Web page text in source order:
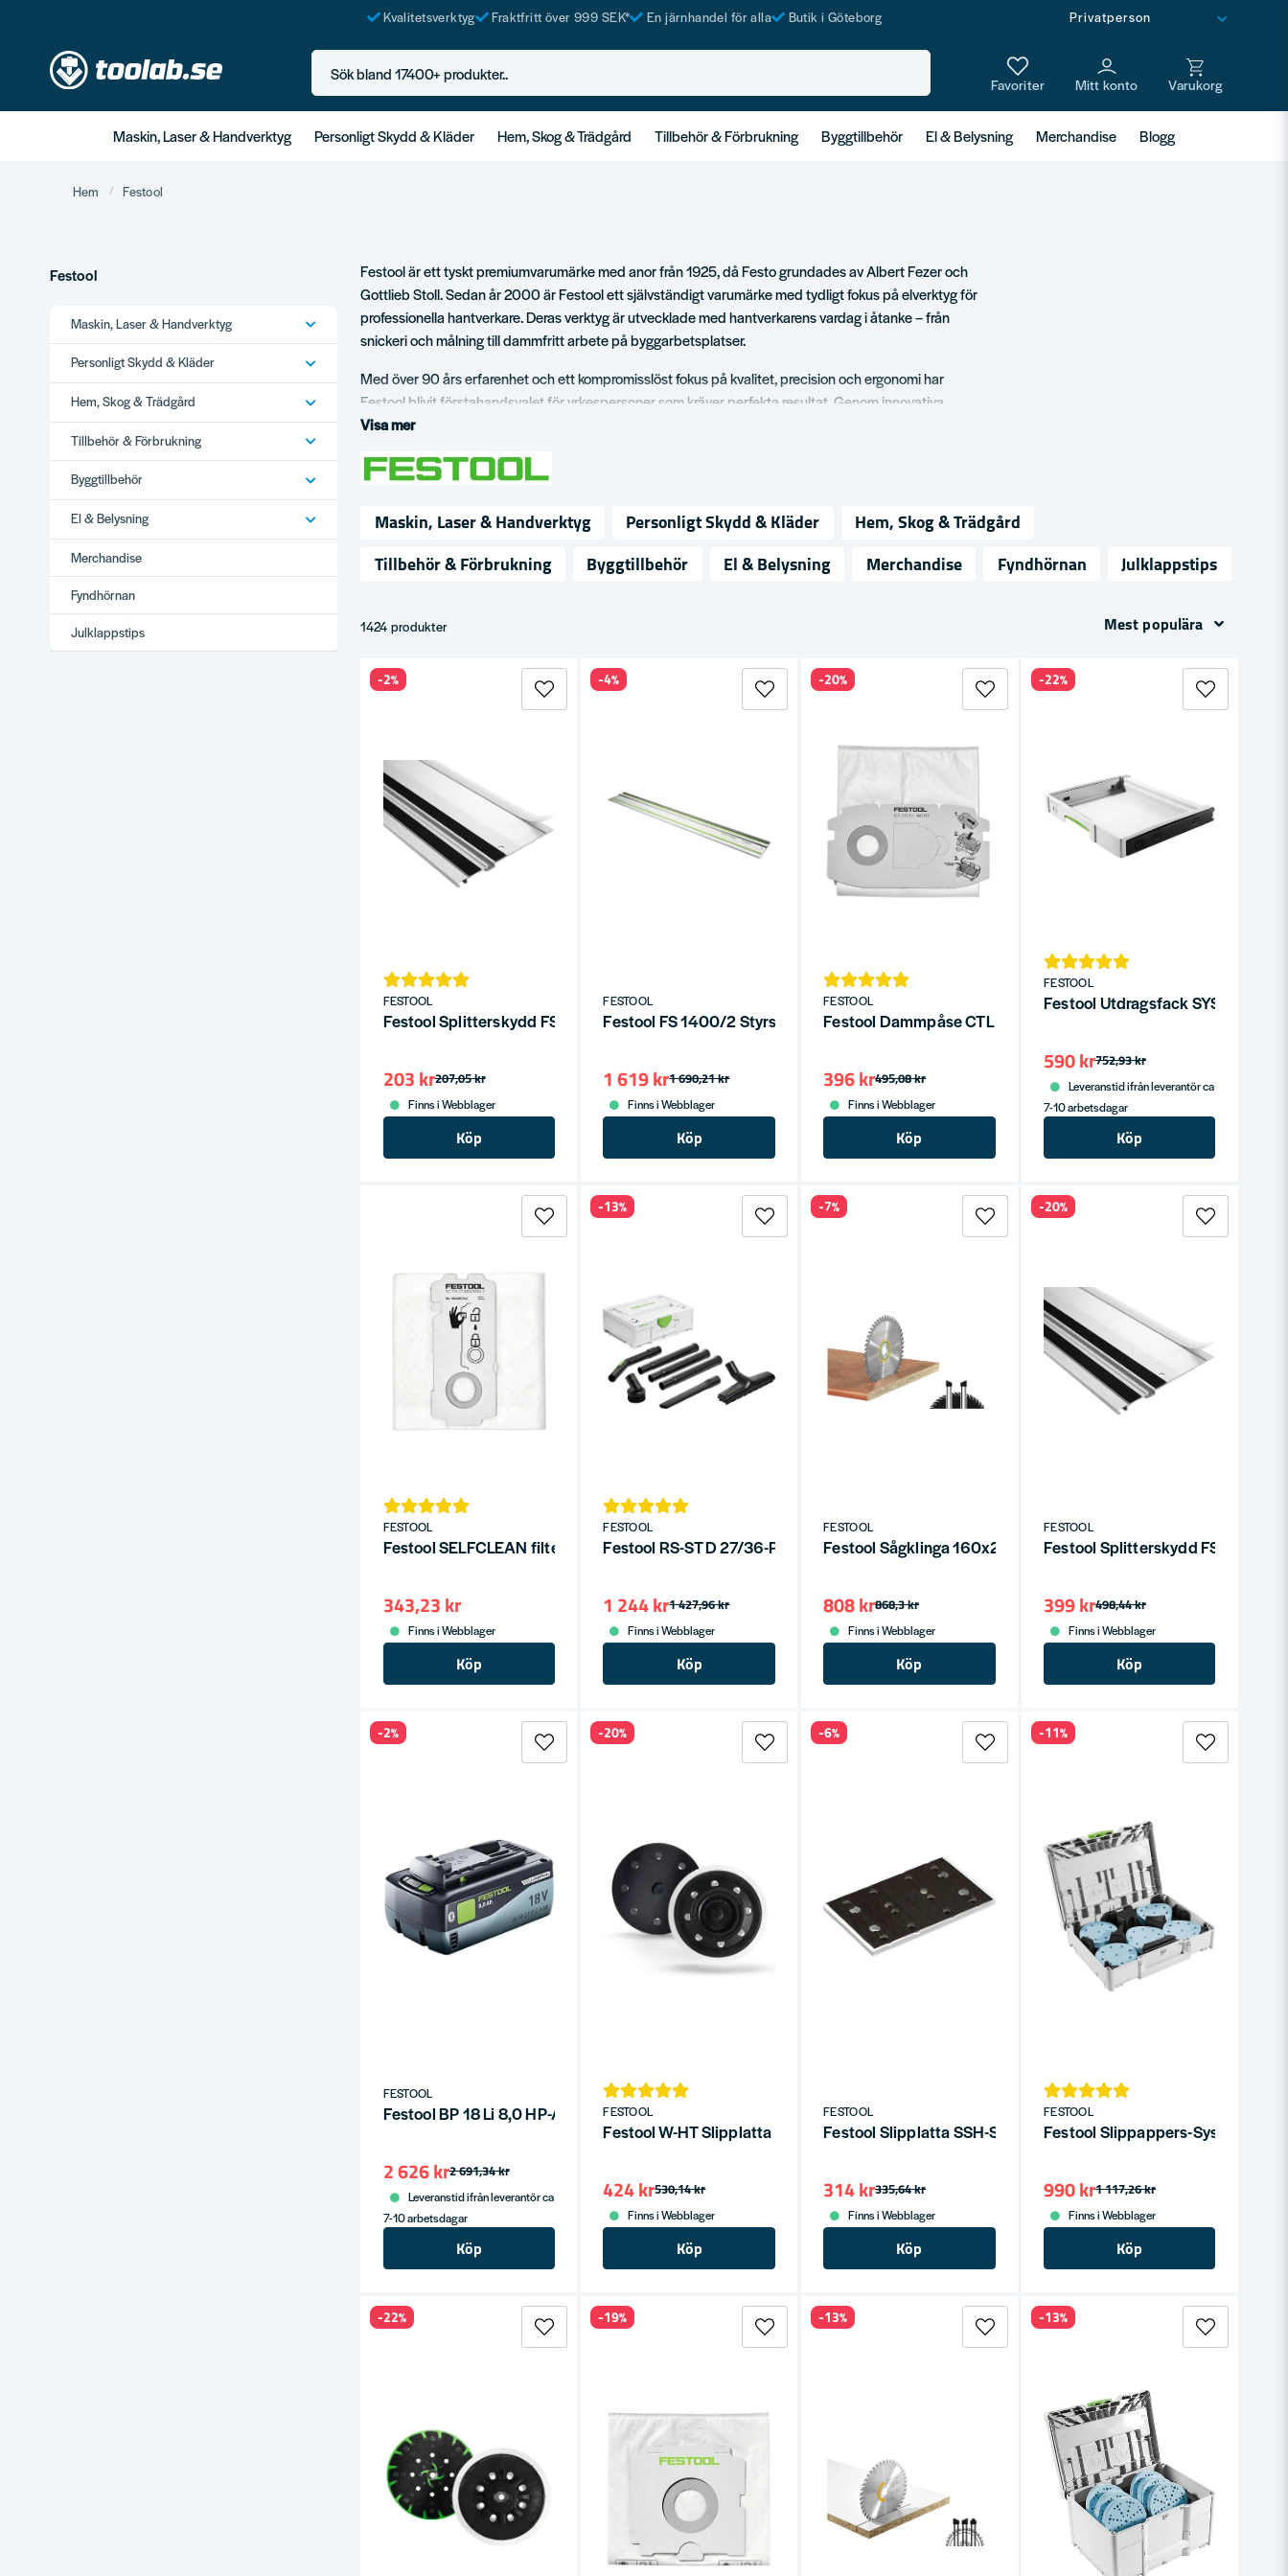
Kvalitetsverktyg Fraktfritt över 999 SEK* En järnhandel för alla Butik i Göteborg
Sök bland 17400+ produkter..
Maskin, Laser & Handverktyg Personligt Skydd & Kläder Hem, Skog & Trädgård Tillbehör & Förbrukning Byggtillbehör El & Belysning Merchandise Blogg
Hem Festool
Festool
Maskin, Laser & Handverktyg
Personligt Skydd & Kläder
Hem, Skog & Trädgård
Tillbehör & Förbrukning
Byggtillbehör
El & Belysning
Merchandise
Fyndhörnan
Julklappstips
Festool är ett tyskt premiumvarumärke med anor från 1925, då Festo grundades av Albert Fezer och
Gottlieb Stoll. Sedan år 2000 är Festool ett självständigt varumärke med tydligt fokus på elverktyg för
professionella hantverkare. Deras verktyg är utvecklade med hantverkarens vardag i åtanke – från
snickeri och målning till dammfritt arbete på byggarbetsplatser.
Med över 90 års erfarenhet och ett kompromisslöst fokus på kvalitet, precision och ergonomi har
Festool blivit förstahandsvalet för yrkespersoner som kräver perfekta resultat. Genom innovativa
lösningar och omfattande servicetjänster förenklar Festool arbetet i både verkstad och fält
Visa mer
Maskin, Laser & Handverktyg Personligt Skydd & Kläder
Hem, Skog & Trädgård
Tillbehör & Förbrukning
Byggtillbehör El & Belysning Merchandise Fyndhörnan Julklappstips
1424 produkter Mest populära
FESTOOL
Festool Splitterskydd FS-SP 1400/T
207,05 kr
203 kr
Finns i Webblager
Köp
-2%
FESTOOL
Festool FS 1400/2 Styrskena 1400mm
1 690,21 kr
1 619 kr
Finns i Webblager
Köp
-4%
FESTOOL
Festool Dammpåse CTL MIDI 5-Pack
495,08 kr
396 kr
Finns i Webblager
Köp
-20%
FESTOOL
Festool Utdragsfack SYS-AZ
752,93 kr
590 kr
Leveranstid ifrån leverantör ca
7-10 arbetsdagar
Köp
-22%
FESTOOL
Festool SELFCLEAN filtersäck SC-FIS-CT CT15 / MINI / MIDI-2
343,23 kr
Finns i Webblager
Köp
FESTOOL
Festool RS-ST D 27/36-Plus Rengöringsset Universal
1 427,96 kr
1 244 kr
Finns i Webblager
Köp
-13%
FESTOOL
Festool Sågklinga 160x2,2x20mm W48 (Fina snitt)
868,3 kr
808 kr
Finns i Webblager
Köp
-7%
FESTOOL
Festool Splitterskydd FS-SP
498,44 kr
399 kr
Finns i Webblager
Köp
-20%
FESTOOL
Festool BP 18 Li 8,0 HP-ASI HighPower-batteri
2 691,34 kr
2 626 kr
Leveranstid ifrån leverantör ca
7-10 arbetsdagar
Köp
-2%
FESTOOL
Festool W-HT Slipplatta 125mm Medium (Fastfix)
530,14 kr
424 kr
Finns i Webblager
Köp
-20%
FESTOOL
Festool Slipplatta SSH-STF 80x130 (RS/RTS 400)
335,64 kr
314 kr
Finns i Webblager
Köp
-6%
FESTOOL
Festool Slippappers-Systainer³
1 117,26 kr
990 kr
Finns i Webblager
Köp
-11%
-22% -19% -13% -13%